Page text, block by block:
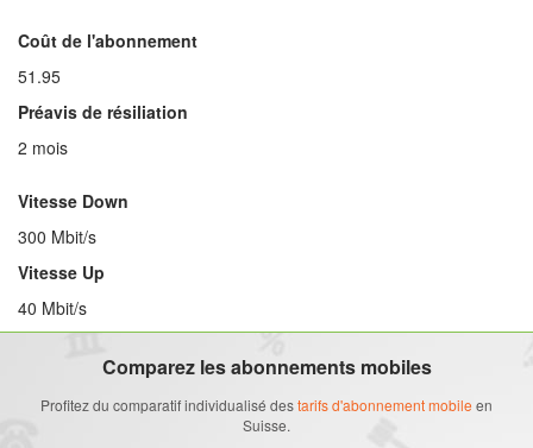
Coût de l'abonnement
51.95
Préavis de résiliation
2 mois
Vitesse Down
300 Mbit/s
Vitesse Up
40 Mbit/s
Comparez les abonnements mobiles
Profitez du comparatif individualisé destarifs d'abonnement mobile en
Suisse.